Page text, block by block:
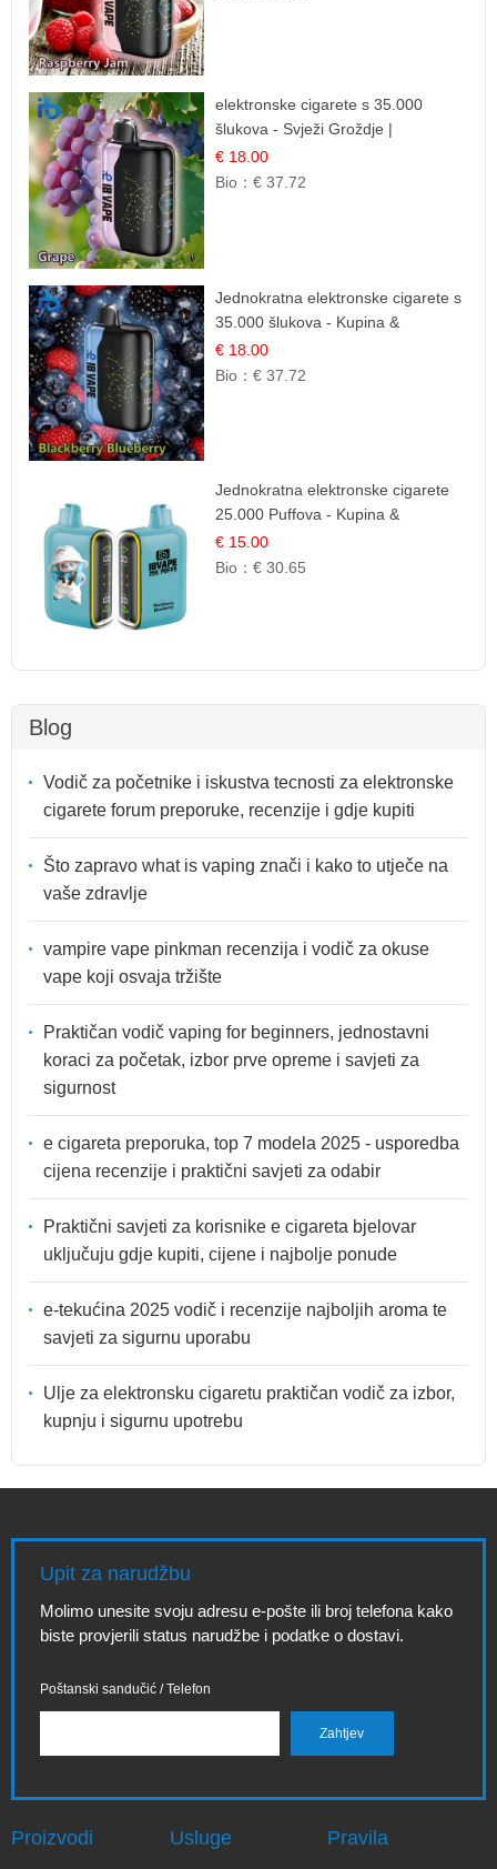
elektronske cigarete s 35.000
šlukova - Svježi Groždje |
Osježavajuća Voćna Aroma
€ 18.00
Bio：€ 37.72
Jednokratna elektronske cigarete s
35.000 šlukova - Kupina &
Borovnica | Intenzivna Mješavina
Šumskog Voća
€ 18.00
Bio：€ 37.72
Jednokratna elektronske cigarete
25.000 Puffova - Kupina &
Borovnica | Šumska Voćna
Mješavina
€ 15.00
Bio：€ 30.65
Blog
Vodič za početnike i iskustva tecnosti za elektronske
cigarete forum preporuke, recenzije i gdje kupiti
Što zapravo what is vaping znači i kako to utječe na
vaše zdravlje
vampire vape pinkman recenzija i vodič za okuse
vape koji osvaja tržište
Praktičan vodič vaping for beginners, jednostavni
koraci za početak, izbor prve opreme i savjeti za
sigurnost
e cigareta preporuka, top 7 modela 2025 - usporedba
cijena recenzije i praktični savjeti za odabir
Praktični savjeti za korisnike e cigareta bjelovar
uključuju gdje kupiti, cijene i najbolje ponude
e-tekućina 2025 vodič i recenzije najboljih aroma te
savjeti za sigurnu uporabu
Ulje za elektronsku cigaretu praktičan vodič za izbor,
kupnju i sigurnu upotrebu
Upit za narudžbu
Molimo unesite svoju adresu e-pošte ili broj telefona kako
biste provjerili status narudžbe i podatke o dostavi.
Poštanski sandučić / Telefon
Proizvodi Usluge Pravila